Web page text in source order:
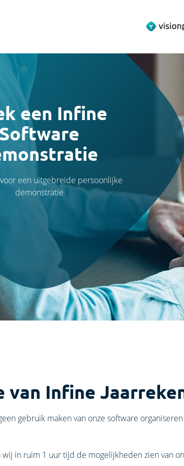
een Infine
Software
een uitgebreide persoonlijke
demonstratie
Infine
gebruik maken van onze software
in ruim 1 uur tijd de mogelijkheden zien van